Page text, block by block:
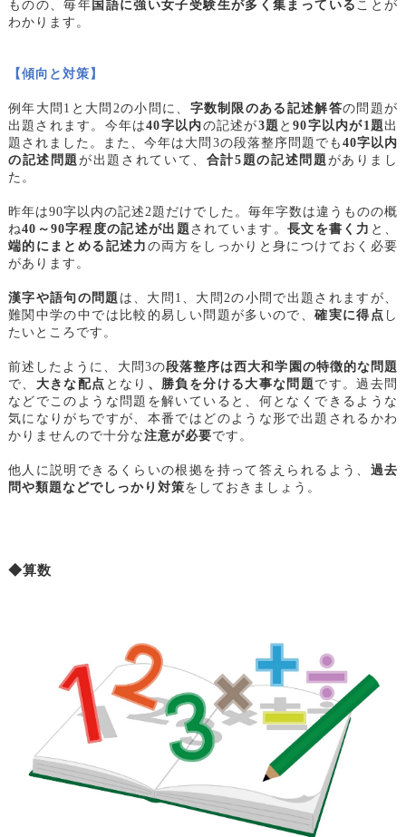
ものの、毎年 国語に強い女子受験生が多く集まっている ことが
わかります。
【傾向と対策】
例年大問1と大問2の小問に、 字数制限のある記述解答の問題が
出題されます。今年は40字以内 の記述が3題 と90字以内が1題 出
題されました。また、今年は大問3の段落整序問題でも 40字以内
の記述問題が出題されていて、 合計5題の記述問題 がありまし
た。
昨年は90字以内の記述2題だけでした。毎年字数は違うものの概
ね40～90字程度の記述が出題 されています。 長文を書く力 と、
端的にまとめる記述力 の両方をしっかりと身につけておく必要
があります。
漢字や語句の問題 は、大問1、大問2の小問で出題されますが、
難関中学の中では比較的易しい問題が多いので、確実に得点 し
たいところです。
前述したように、大問3の段落整序は西大和学園の特徴的な問題
で、 大きな配点 となり 、勝負を分ける大事な問題 です。過去問
などでこのような問題を解いていると、何となくできるような
気になりがちですが、本番ではどのような形で出題されるかわ
かりませんので十分な注意が必要です。
他人に説明できるくらいの根拠を持って答えられるよう、 過去
問や類題などでしっかり対策をしておきましょう。
◆算数